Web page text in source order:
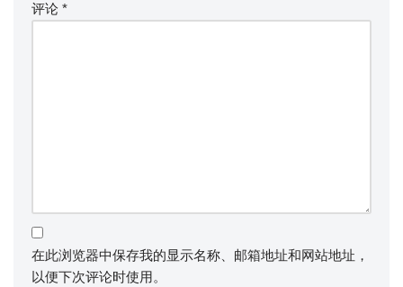
评论 *
在此浏览器中保存我的显示名称、邮箱地址和网站地址，
以便下次评论时使用。